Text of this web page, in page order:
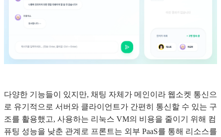
다양한 기능들이 있지만, 채팅 자체가 메인이라 웹소켓 통신으
로 유기적으로 서버와 클라이언트가 간편히 통신할 수 있는 구
조를 활용했고, 사용하는 리눅스 VM의 비용을 줄이기 위해 컴
퓨팅 성능을 낮춘 관계로 프론트는 외부 PaaS를 통해 리소스를